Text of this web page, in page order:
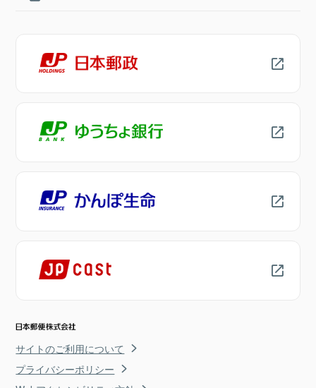
サイトのご利用について
プライバシーポリシー